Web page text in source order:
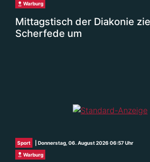
Warburg
Mittagstisch der Diakonie
Scherfede um
Sport
| Donnerstag, 06. August 2026 06:57 Uhr
Warburg